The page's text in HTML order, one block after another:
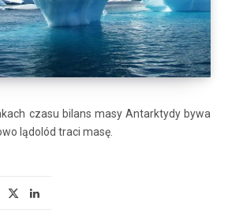
czasu bilans masy Antarktydy bywa
lądolód traci masę.